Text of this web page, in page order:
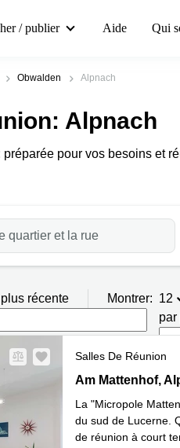
/ publier Aide Qui
Obwalden Alpnach
: Alpnach
pour vos besoins et
plus récente Montrer: 12
par
Salles De Réunion
Am Mattenhof
Am Mattenhof,
La "Micropole
du sud de Lucerne.
de réunion à court